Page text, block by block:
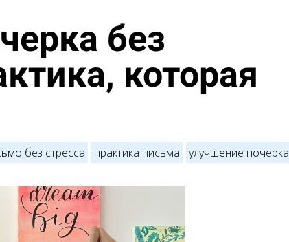
без
которая
без стресса практика письма улучшение почерка